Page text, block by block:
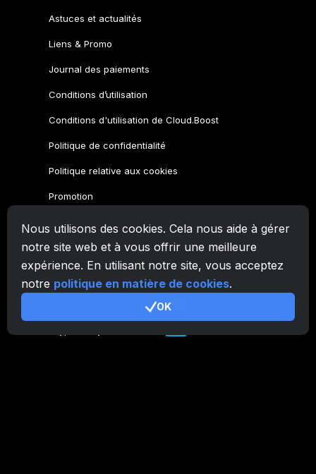
Nous utilisons des cookies. Cela nous aide à gérer
notre site web et à vous offrir une meilleure
expérience. En utilisant notre site, vous acceptez
notre politique en matière de cookies.
OK
Astuces et actualités
Liens & Promo
Journal des paiements
Conditions d’utilisation
Conditions d'utilisation de Cloud.Boost
Politique de confidentialité
Politique relative aux cookies
Promotion
Famille CryptoTab
Navigateur CryptoTab
CryptoTabpour Android MAX
pour Android PRO